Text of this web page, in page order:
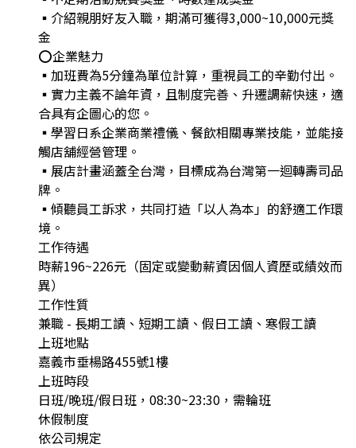
▪介紹親朋好友入職，期滿可獲得3,000~10,000元獎
金
⭕企業魅力
▪加班費為5分鐘為單位計算，重視員工的辛勤付出。
▪實力主義不論年資，且制度完善、升遷調薪快速，適
合具有企圖心的您。
▪學習日系企業商業禮儀、餐飲相關專業技能，並能接
觸店舖經營管理。
▪展店計畫涵蓋全台灣，目標成為台灣第一迴轉壽司品
牌。
▪傾聽員工訴求，共同打造「以人為本」的舒適工作環
境。
工作待遇
時薪196~226元（固定或變動薪資因個人資歷或績效而
異）
工作性質
兼職 - 長期工讀、短期工讀、假日工讀、寒假工讀
上班地點
嘉義市垂楊路455號1樓
上班時段
日班/晚班/假日班，08:30~23:30，需輪班
休假制度
依公司規定